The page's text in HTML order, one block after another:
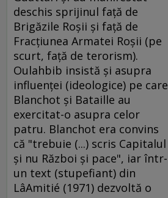
deschis sprijinul faţă de
Brigăzile Roşii şi faţă de
Fracţiunea Armatei Roşii (pe
scurt, faţă de terorism).
Oulahbib insistă şi asupra
influenţei (ideologice) pe care
Blanchot şi Bataille au
exercitat-o asupra celor
patru. Blanchot era convins
că "trebuie (...) scris Capitalul
şi nu Război şi pace", iar într-
un text (stupefiant) din
LâAmitié (1971) dezvoltă o